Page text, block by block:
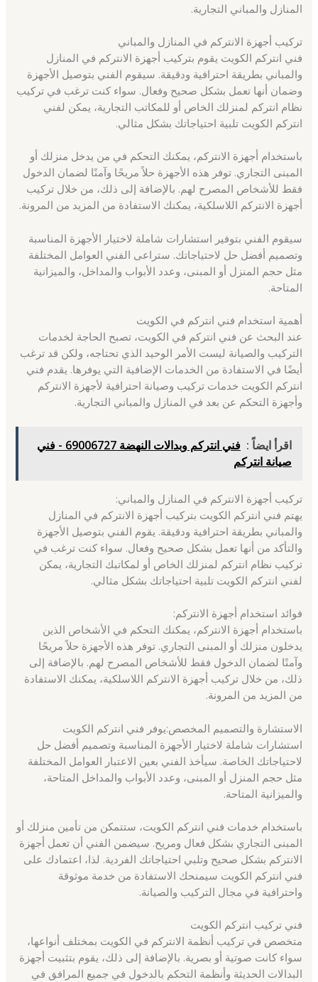
المنازل والمباني التجارية.
تركيب أجهزة الانتركم في المنازل والمباني
فني انتركم الكويت يقوم بتركيب أجهزة الانتركم في المنازل
والمباني بطريقة احترافية ودقيقة. سيقوم الفني بتوصيل الأجهزة
وضمان أنها تعمل بشكل صحيح وفعال. سواء كنت ترغب في تركيب
نظام انتركم لمنزلك الخاص أو للمكاتب التجارية، يمكن لفني
انتركم الكويت تلبية احتياجاتك بشكل مثالي.
باستخدام أجهزة الانتركم، يمكنك التحكم في من يدخل منزلك أو
المبنى التجاري. توفر هذه الأجهزة حلاً مريحًا وآمنًا لضمان الدخول
فقط للأشخاص المصرح لهم. بالإضافة إلى ذلك، من خلال تركيب
أجهزة الانتركم اللاسلكية، يمكنك الاستفادة من المزيد من المرونة.
سيقوم الفني بتوفير استشارات شاملة لاختيار الأجهزة المناسبة
وتصميم أفضل حل لاحتياجاتك. ستراعى الفني العوامل المختلفة
مثل حجم المنزل أو المبنى، وعدد الأبواب والمداخل، والميزانية
المتاحة.
أهمية استخدام فني انتركم في الكويت
عند البحث عن فني انتركم في الكويت، تصبح الحاجة لخدمات
التركيب والصيانة ليست الأمر الوحيد الذي تحتاجه، ولكن قد ترغب
أيضًا في الاستفادة من الخدمات الإضافية التي يوفرها. يقدم فني
انتركم الكويت خدمات تركيب وصيانة احترافية لأجهزة الانتركم
وأجهزة التحكم عن بعد في المنازل والمباني التجارية.
اقرأ ايضاً :
فني انتركم وبدالات النهضة 69006727 - فني
صيانة انتركم
تركيب أجهزة الانتركم في المنازل والمباني:
يهتم فني انتركم الكويت بتركيب أجهزة الانتركم في المنازل
والمباني بطريقة احترافية ودقيقة. يقوم الفني بتوصيل الأجهزة
والتأكد من أنها تعمل بشكل صحيح وفعال. سواء كنت ترغب في
تركيب نظام انتركم لمنزلك الخاص أو لمكاتبك التجارية، يمكن
لفني انتركم الكويت تلبية احتياجاتك بشكل مثالي.
فوائد استخدام أجهزة الانتركم:
باستخدام أجهزة الانتركم، يمكنك التحكم في الأشخاص الذين
يدخلون منزلك أو المبنى التجاري. توفر هذه الأجهزة حلاً مريحًا
وآمنًا لضمان الدخول فقط للأشخاص المصرح لهم. بالإضافة إلى
ذلك، من خلال تركيب أجهزة الانتركم اللاسلكية، يمكنك الاستفادة
من المزيد من المرونة.
الاستشارة والتصميم المخصص:يوفر فني انتركم الكويت
استشارات شاملة لاختيار الأجهزة المناسبة وتصميم أفضل حل
لاحتياجاتك الخاصة. سيأخذ الفني بعين الاعتبار العوامل المختلفة
مثل حجم المنزل أو المبنى، وعدد الأبواب والمداخل المتاحة،
والميزانية المتاحة.
باستخدام خدمات فني انتركم الكويت، ستتمكن من تأمين منزلك أو
المبنى التجاري بشكل فعال ومريح. سيضمن الفني أن تعمل أجهزة
الانتركم بشكل صحيح وتلبي احتياجاتك الفردية. لذا، اعتمادك على
فني انتركم الكويت سيمنحك الاستفادة من خدمة موثوقة
واحترافية في مجال التركيب والصيانة.
فني تركيب انتركم الكويت
متخصص في تركيب أنظمة الانتركم في الكويت بمختلف أنواعها،
سواء كانت صوتية أو بصرية. بالإضافة إلى ذلك، يقوم بتثبيت أجهزة
البدالات الحديثة وأنظمة التحكم بالدخول في جميع المرافق في